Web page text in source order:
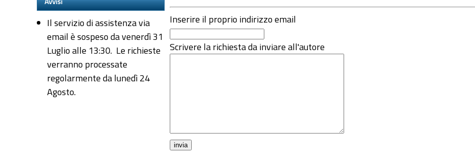
Il servizio di assistenza via
email è sospeso da venerdì 31
Luglio alle 13:30. Le richieste
verranno processate
regolarmente da lunedì 24
Agosto.
Inserire il proprio indirizzo email
Scrivere la richiesta da inviare all'autore